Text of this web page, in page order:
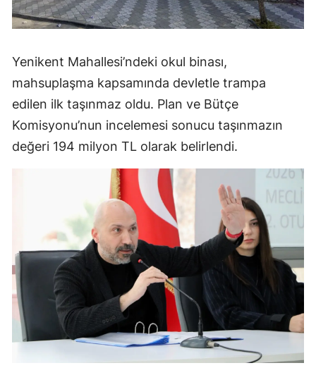
Yenikent Mahallesi’ndeki okul binası,
mahsuplaşma kapsamında devletle trampa
edilen ilk taşınmaz oldu. Plan ve Bütçe
Komisyonu’nun incelemesi sonucu taşınmazın
değeri 194 milyon TL olarak belirlendi.